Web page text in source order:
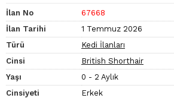
İlan No
67668
İlan Tarihi
1 Temmuz 2026
Türü
Kedi İlanları
Cinsi
British Shorthair
Yaşı
0 - 2 Aylık
Cinsiyeti
Erkek